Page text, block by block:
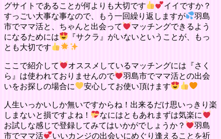
グサイトであることが何よりも大切です
イイですか？
すっごい大事な事なので、もう一回繰り返しますが
羽島
市でママ活と、ちゃんと出会って
マッチングできるよう
になるためには
『サクラ』がいないということが、もっ
とも大切です
ここで紹介して
オススメしているマッチングには『さく
ら』は使われておりませんので
羽島市でママ活との出会
いをお探しの場合に
安心してお使い頂けます
人生いっかいしか無いですからね！出来るだけ思いっきり楽
しまないと損ですよね！
なにはともあれまずは気楽に
お試しな感じで登録してみてはいかがでしょうか？
羽島
市でママ活
いいカンジの出会いにめぐり逢えることを祈